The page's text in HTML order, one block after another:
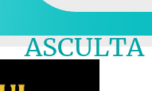
ASCULTA